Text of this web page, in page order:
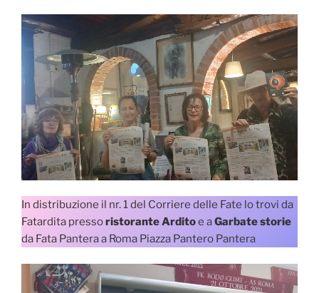
In distribuzione il nr. 1 del Corriere delle Fate lo trovi da
Fatardita pressoristorante Arditoe aGarbate storie
da Fata Pantera a Roma Piazza Pantero Pantera